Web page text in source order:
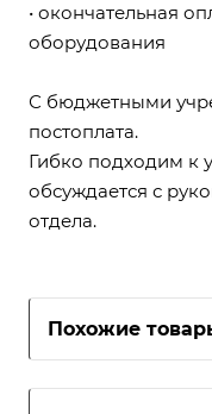
• окончательная
оборудования
С бюджетными
постоплата.
Гибко подходим к
обсуждается с
отдела.
Похожие